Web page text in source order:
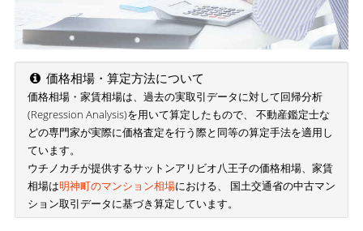
価格相場・算定方法について
価格相場・家賃相場は、過去の実取引データに対して回帰分析
(Regression Analysis)を用いて算定したもので、 不動産鑑定士な
どの専門家が実際に価格査定を行う際と同等の算定手法を適用し
ています。
ウチノカチが提供するサットンアリビオ八王子の価格相場、家賃
相場は明神町のマンション相場における、 国土交通省の中古マン
ション取引データに基づき算定しています。